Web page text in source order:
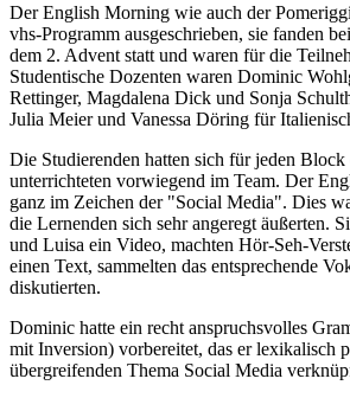
Der English Morning wie auch der
vhs-Programm ausgeschrieben, sie fanden
dem 2. Advent statt und waren für die
Studentische Dozenten waren Dominic
Rettinger, Magdalena Dick und Sonja
Julia Meier und Vanessa Döring für
Die Studierenden hatten sich für jeden
unterrichteten vorwiegend im Team. Der
ganz im Zeichen der "Social Media". Dies
die Lernenden sich sehr angeregt äußerten.
und Luisa ein Video, machten Hör-Seh-
einen Text, sammelten das entsprechende
diskutierten.
Dominic hatte ein recht anspruchsvolles
mit Inversion) vorbereitet, das er lexikalisch
übergreifenden Thema Social Media